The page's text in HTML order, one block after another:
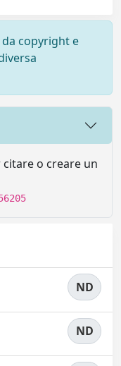
copyright e
o creare un
ND
ND